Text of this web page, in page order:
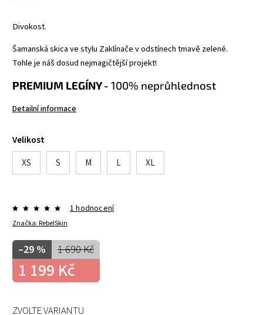
Divokost.
Šamanská skica ve stylu Zaklínače v odstínech tmavě zelené.
Tohle je náš dosud nejmagičtější projekt!
PREMIUM LEGÍNY - 100% neprůhlednost
Detailní informace
Velikost
XS
S M L XL
Značka:RebelSkin
1 hodnocení
1 690 Kč
–29 %
1 199 Kč
ZVOLTE VARIANTU